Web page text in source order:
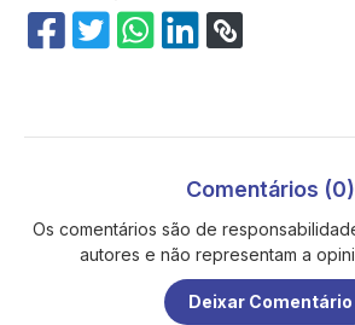
Comentários (0)
Os comentários são de
autores e não representam a
Deixar Comentário